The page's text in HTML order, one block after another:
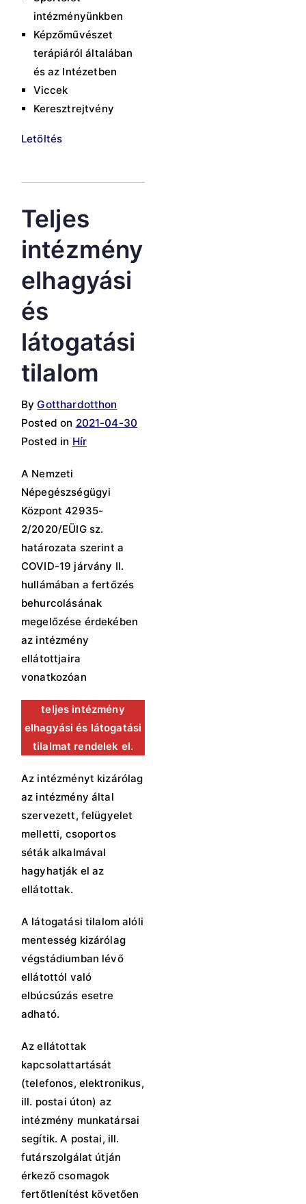
intézményünkben
Képzőművészet
terápiáról általában
és az Intézetben
Viccek
Keresztrejtvény
Letöltés
Teljes
intézmény
elhagyási
és
látogatási
tilalom
ByGotthardotthon
Posted on 2021-04-30
Posted in Hír
A Nemzeti
Népegészségügyi
Központ 42935-
2/2020/EÜIG sz.
határozata szerint a
COVID-19 járvány II.
hullámában a fertőzés
behurcolásának
megelőzése érdekében
az intézmény
ellátottjaira
vonatkozóan
teljes intézmény
elhagyási és látogatási
tilalmat rendelek el.
Az intézményt kizárólag
az intézmény által
szervezett, felügyelet
melletti, csoportos
séták alkalmával
hagyhatják el az
ellátottak.
A látogatási tilalom alóli
mentesség kizárólag
végstádiumban lévő
ellátottól való
elbúcsúzás esetre
adható.
Az ellátottak
kapcsolattartását
(telefonos, elektronikus,
ill. postai úton) az
intézmény munkatársai
segítik. A postai, ill.
futárszolgálat útján
érkező csomagok
fertőtlenítést követően